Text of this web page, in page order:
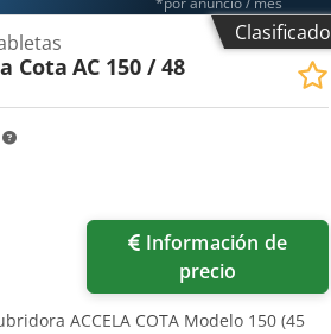
Clasificado
Cota AC 150 / 48
precio
ACCELA COTA Modelo 150 (45